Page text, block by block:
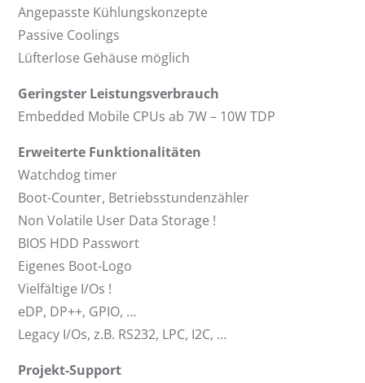
Angepasste Kühlungskonzepte
Passive Coolings
Lüfterlose Gehäuse möglich
Geringster Leistungsverbrauch
Embedded Mobile CPUs ab 7W – 10W TDP
Erweiterte Funktionalitäten
Watchdog timer
Boot-Counter, Betriebsstundenzähler
Non Volatile User Data Storage !
BIOS HDD Passwort
Eigenes Boot-Logo
Vielfältige I/Os !
eDP, DP++, GPIO, …
Legacy I/Os, z.B. RS232, LPC, I2C, …
Projekt-Support